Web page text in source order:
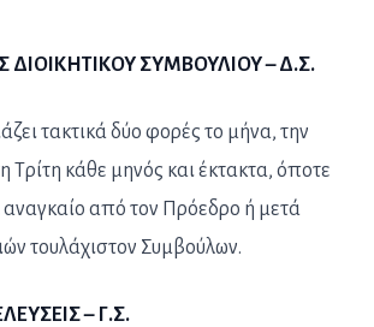
ΔΙΟΙΚΗΤΙΚΟΥ ΣΥΜΒΟΥΛΙΟΥ – Δ.Σ.
τακτικά δύο φορές το μήνα, την
Τρίτη κάθε μηνός και έκτακτα, όποτε
αναγκαίο από τον Πρόεδρο ή μετά
τουλάχιστον Συμβούλων.
– Γ.Σ.